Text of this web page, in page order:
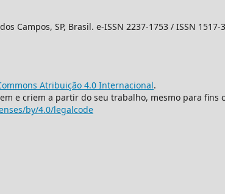
Campos, SP, Brasil. e-ISSN 2237-1753 / ISSN 1517-
Atribuição 4.0 Internacional.
e criem a partir do seu trabalho, mesmo para fins
by/4.0/legalcode